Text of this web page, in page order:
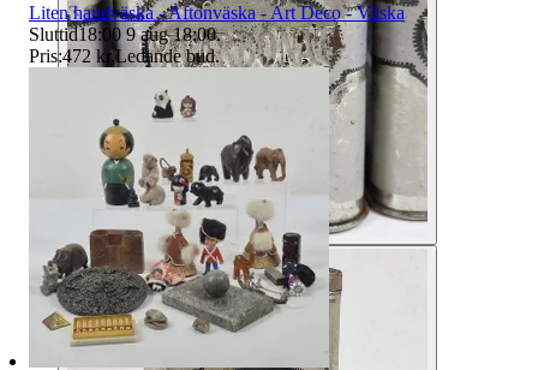
Liten handväska - Aftonväska - Art Deco - Väska
Sluttid18:00 9 aug 18:00.
Pris:472 kr ,Ledande bud.